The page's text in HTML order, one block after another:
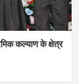
कल्याण के क्षेत्र